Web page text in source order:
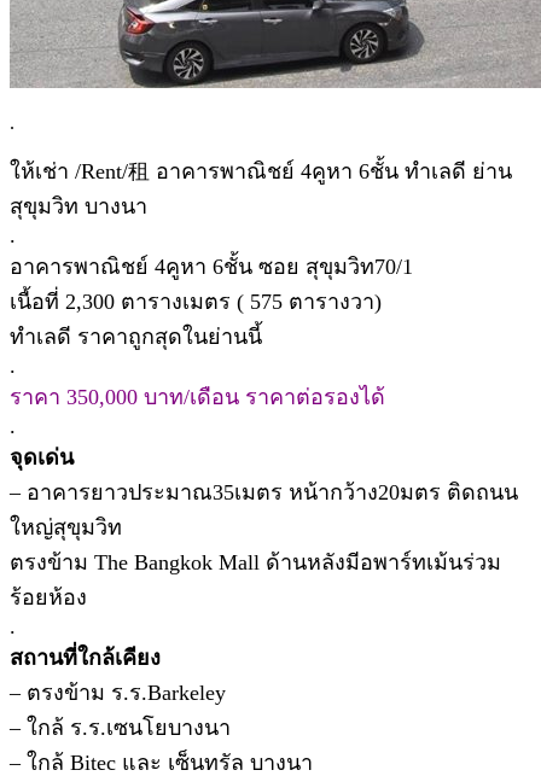
.
ให้เช่า /Rent/租 อาคารพาณิชย์ 4คูหา 6ชั้น ทำเลดี ย่าน
สุขุมวิท บางนา
.
อาคารพาณิชย์ 4คูหา 6ชั้น ซอย สุขุมวิท70/1
เนื้อที่ 2,300 ตารางเมตร ( 575 ตารางวา)
ทำเลดี ราคาถูกสุดในย่านนี้
.
ราคา 350,000 บาท/เดือน ราคาต่อรองได้
.
จุดเด่น
– อาคารยาวประมาณ35เมตร หน้ากว้าง20มตร ติดถนน
ใหญ่สุขุมวิท
ตรงข้าม The Bangkok Mall ด้านหลังมีอพาร์ทเม้นร่วม
ร้อยห้อง
.
สถานที่ใกล้เคียง
– ตรงข้าม ร.ร.Barkeley
– ใกล้ ร.ร.เซนโยบางนา
– ใกล้ Bitec และ เซ็นทรัล บางนา